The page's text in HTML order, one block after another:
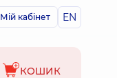
Мій кабінет EN
КОШИК